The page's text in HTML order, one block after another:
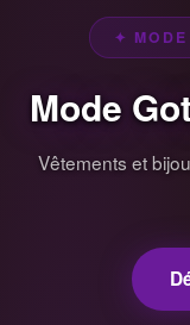
✦
Mode
Vêtements et